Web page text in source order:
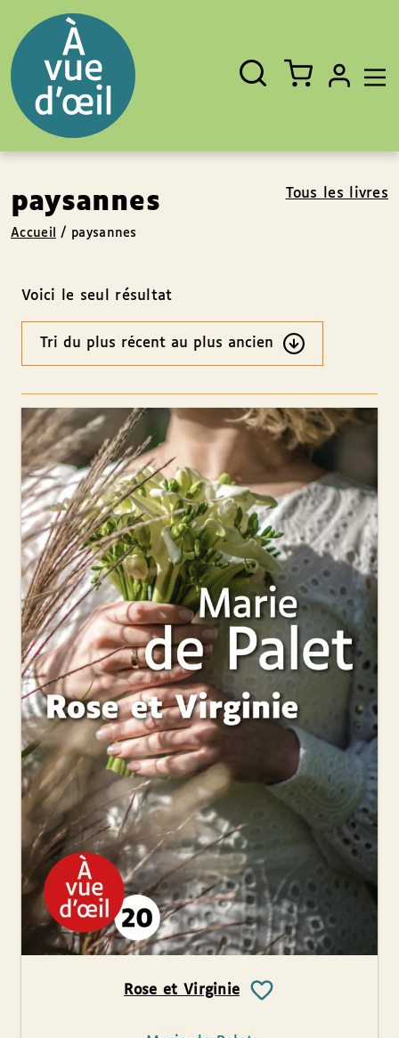
Fermer
Rechercher
un
livre,
un
auteur,
un
EAN
paysannes Tous les livres
Accueil / paysannes
Voici le seul résultat
Ordre
Rose et Virginie